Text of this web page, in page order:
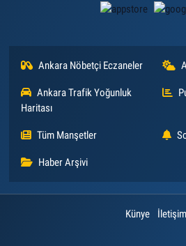
Ankara Nöbetçi Eczaneler
Ankara Trafik Yoğunluk
Haritası
Tüm Manşetler
Haber Arşivi
Künye İletişim